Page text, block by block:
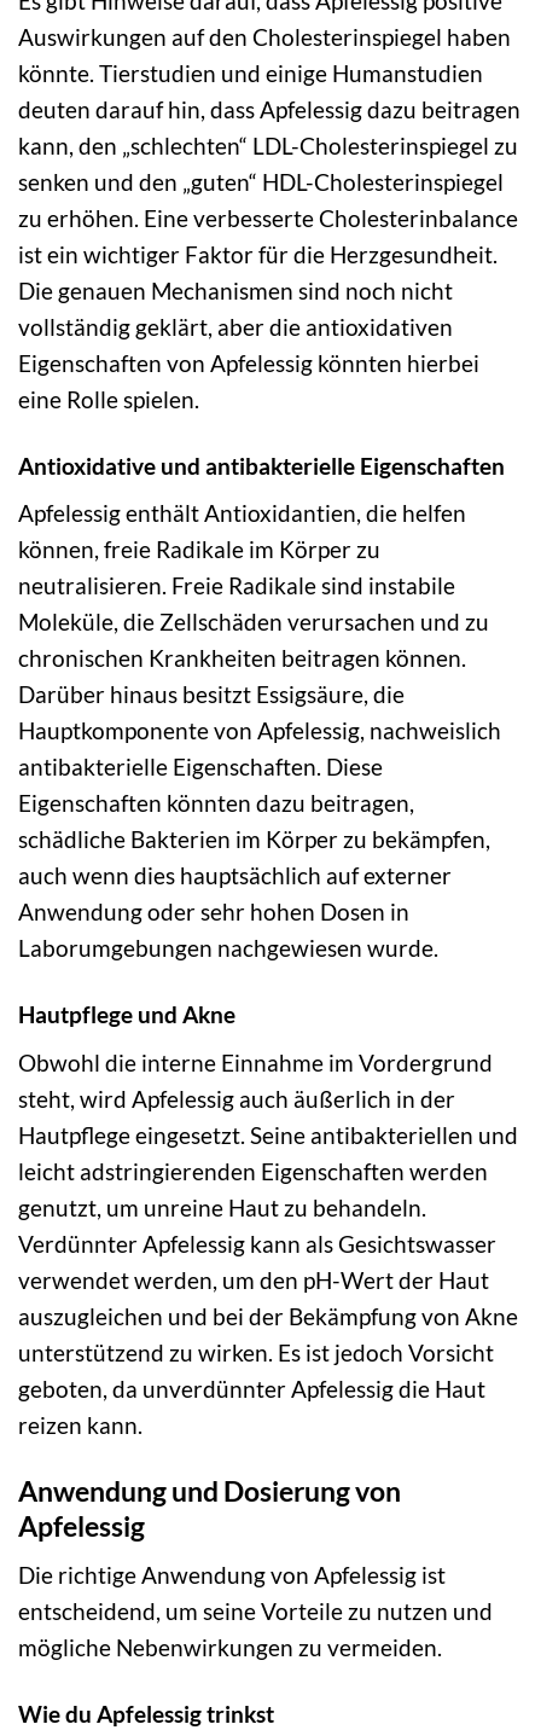
Auswirkungen auf den Cholesterinspiegel haben
könnte. Tierstudien und einige Humanstudien
deuten darauf hin, dass Apfelessig dazu beitragen
kann, den „schlechten“ LDL-Cholesterinspiegel zu
senken und den „guten“ HDL-Cholesterinspiegel
zu erhöhen. Eine verbesserte Cholesterinbalance
ist ein wichtiger Faktor für die Herzgesundheit.
Die genauen Mechanismen sind noch nicht
vollständig geklärt, aber die antioxidativen
Eigenschaften von Apfelessig könnten hierbei
eine Rolle spielen.
Antioxidative und antibakterielle Eigenschaften
Apfelessig enthält Antioxidantien, die helfen
können, freie Radikale im Körper zu
neutralisieren. Freie Radikale sind instabile
Moleküle, die Zellschäden verursachen und zu
chronischen Krankheiten beitragen können.
Darüber hinaus besitzt Essigsäure, die
Hauptkomponente von Apfelessig, nachweislich
antibakterielle Eigenschaften. Diese
Eigenschaften könnten dazu beitragen,
schädliche Bakterien im Körper zu bekämpfen,
auch wenn dies hauptsächlich auf externer
Anwendung oder sehr hohen Dosen in
Laborumgebungen nachgewiesen wurde.
Hautpflege und Akne
Obwohl die interne Einnahme im Vordergrund
steht, wird Apfelessig auch äußerlich in der
Hautpflege eingesetzt. Seine antibakteriellen und
leicht adstringierenden Eigenschaften werden
genutzt, um unreine Haut zu behandeln.
Verdünnter Apfelessig kann als Gesichtswasser
verwendet werden, um den pH-Wert der Haut
auszugleichen und bei der Bekämpfung von Akne
unterstützend zu wirken. Es ist jedoch Vorsicht
geboten, da unverdünnter Apfelessig die Haut
reizen kann.
Anwendung und Dosierung von
Apfelessig
Die richtige Anwendung von Apfelessig ist
entscheidend, um seine Vorteile zu nutzen und
mögliche Nebenwirkungen zu vermeiden.
Wie du Apfelessig trinkst